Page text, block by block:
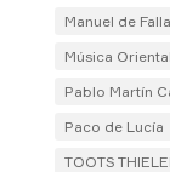
Manuel de Falla
Música Oriental
Pablo Martín
Paco de Lucía
TOOTS